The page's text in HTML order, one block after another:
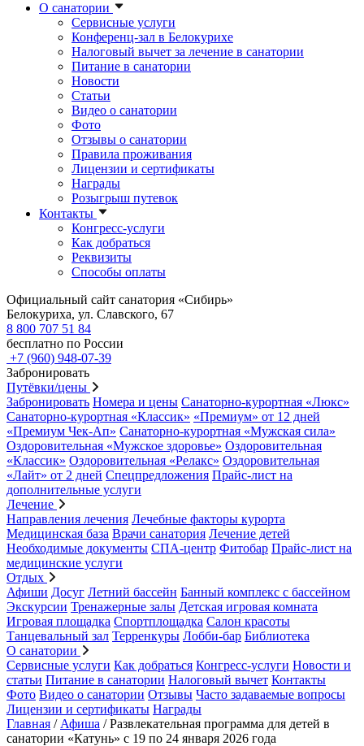
О санатории
Сервисные услуги
Конференц-зал в Белокурихе
Налоговый вычет за лечение в санатории
Питание в санатории
Новости
Статьи
Видео о санатории
Фото
Отзывы о санатории
Правила проживания
Лицензии и сертификаты
Награды
Розыгрыш путевок
Контакты
Конгресс-услуги
Как добраться
Реквизиты
Способы оплаты
Официальный сайт санатория «Сибирь»
Белокуриха, ул. Славского, 67
8 800 707 51 84
бесплатно по России
+7 (960) 948-07-39
Забронировать
Путёвки/цены
Забронировать Номера и цены Санаторно-курортная «Люкс»
Санаторно-курортная «Классик» «Премиум» от 12 дней
«Премиум Чек-Ап» Санаторно-курортная «Мужская сила»
Оздоровительная «Мужское здоровье» Оздоровительная
«Классик» Оздоровительная «Релакс» Оздоровительная
«Лайт» от 2 дней Спецпредложения Прайс-лист на
дополнительные услуги
Лечение
Направления лечения Лечебные факторы курорта
Медицинская база Врачи санатория Лечение детей
Необходимые документы СПА-центр Фитобар Прайс-лист на
медицинские услуги
Отдых
Афиши Досуг Летний бассейн Банный комплекс с бассейном
Экскурсии Тренажерные залы Детская игровая комната
Игровая площадка Спортплощадка Салон красоты
Танцевальный зал Терренкуры Лобби-бар Библиотека
О санатории
Сервисные услуги Как добраться Конгресс-услуги Новости и
статьи Питание в санатории Налоговый вычет Контакты
Фото Видео о санатории Отзывы Часто задаваемые вопросы
Лицензии и сертификаты Награды
Главная / Афиша /Развлекательная программа для детей в
санатории «Катунь» с 19 по 24 января 2026 года